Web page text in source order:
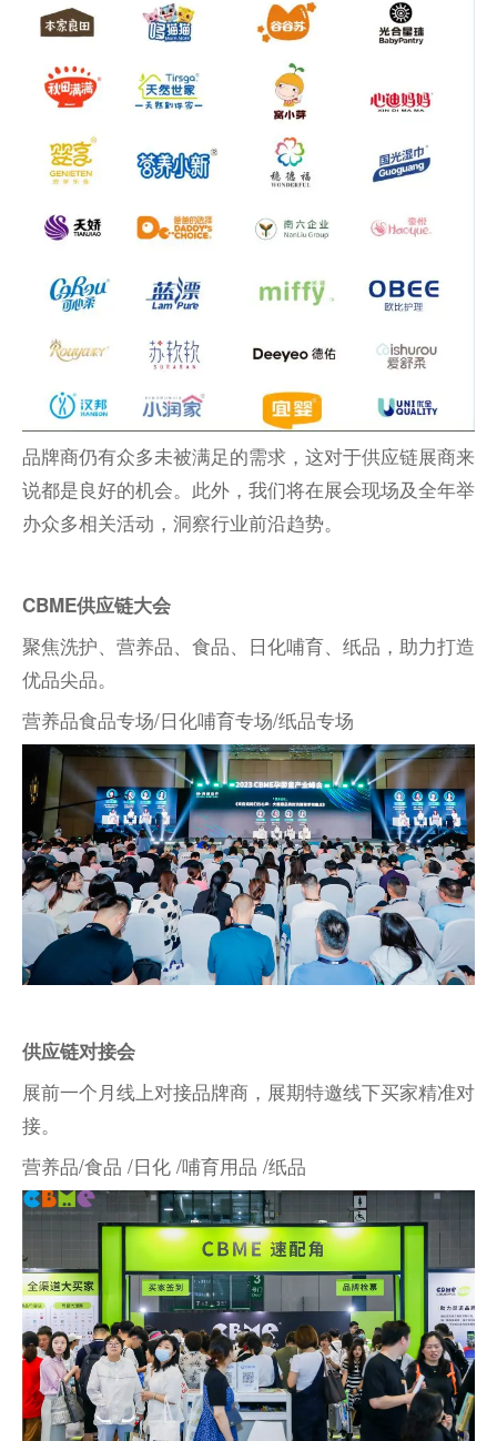
品牌商仍有众多未被满足的需求，这对于供应链展商来
说都是良好的机会。此外，我们将在展会现场及全年举
办众多相关活动，洞察行业前沿趋势。
CBME供应链大会
聚焦洗护、营养品、食品、日化哺育、纸品，助力打造
优品尖品。
营养品食品专场/日化哺育专场/纸品专场
供应链对接会
展前一个月线上对接品牌商，展期特邀线下买家精准对
接。
营养品/食品 /日化 /哺育用品 /纸品